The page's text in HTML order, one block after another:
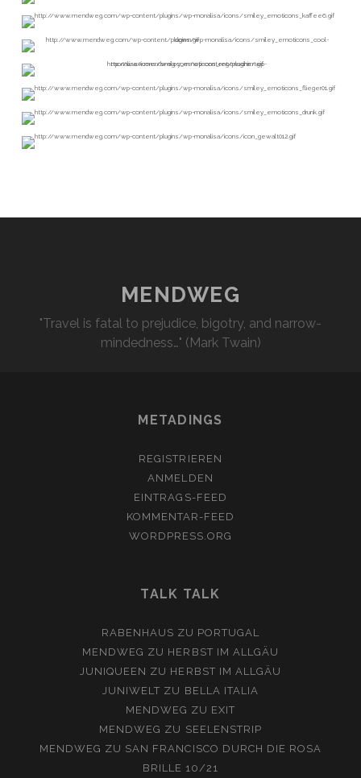
MENDWEG
"Travel is fatal to prejudice, bigotry, and narrow-
mindedness…" (Mark Twain)
METADINGS
REGISTRIEREN
ANMELDEN
EINTRAGS-FEED
KOMMENTAR-FEED
WORDPRESS.ORG
TALK TALK
RABENHAUS ZU PORTUGAL
MENDWEG ZU HERBST IM ALLGÄU
JUNIQUEEN ZU HERBST IM ALLGÄU
JUNIWELT ZU BELLA ITALIA
MENDWEG ZU EXIT
MENDWEG ZU SEELENSTRIP
MENDWEG ZU SAN FRANCISCO DURCH DIE ROSA
BRILLE 10/21